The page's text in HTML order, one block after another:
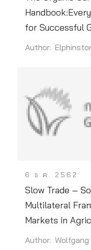
for Successful
Author:
6 ธ.ค. 2562
Slow Trade –
Multilateral
Markets in
Author: